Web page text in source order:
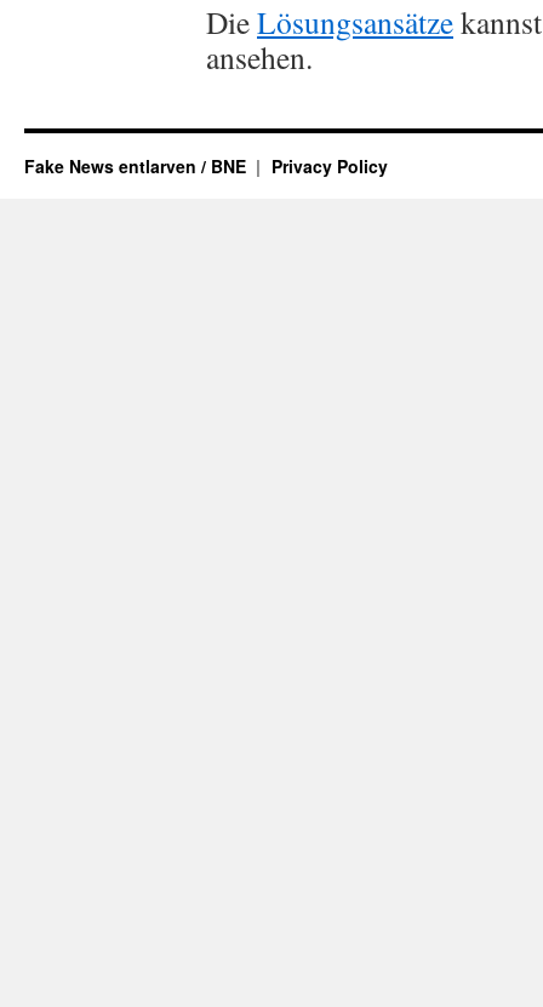
DieLösungsansätze
ansehen.
Fake News entlarven / BNE Privacy Policy